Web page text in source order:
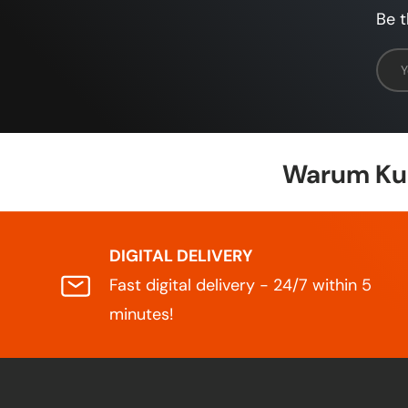
Be
Email
Warum
DIGITAL DELIVERY
Fast digital delivery - 24/7 within 5
minutes!